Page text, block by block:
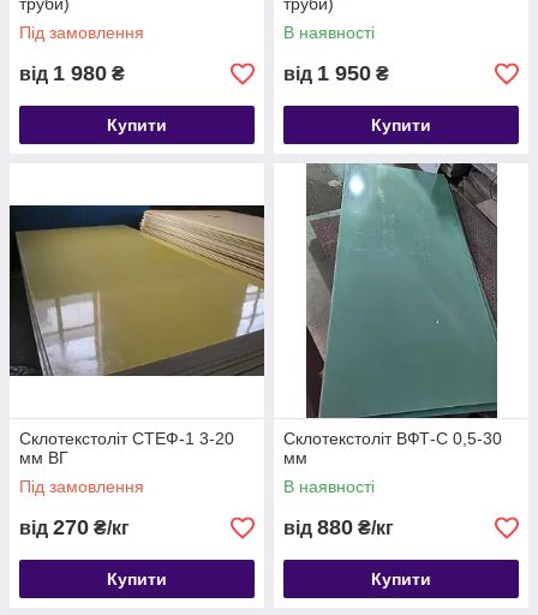
Під замовлення
від 1 980 ₴
Купити
В наявності
від 1 950 ₴
Купити
Склотекстоліт СТЕФ-1 3-20
мм ВГ
Під замовлення
від 270 ₴/кг
Купити
Склотекстоліт ВФТ-С 0,5-30
мм
В наявності
від 880 ₴/кг
Купити